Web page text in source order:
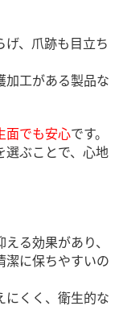
、爪跡も目立ち
加工がある製品な
面でも安心です。
選ぶことで、心地
る効果があり、
潔に保ちやすいの
にくく、衛生的な